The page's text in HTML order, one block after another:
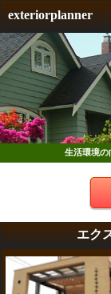
exteriorplanner
生活環境の
エク